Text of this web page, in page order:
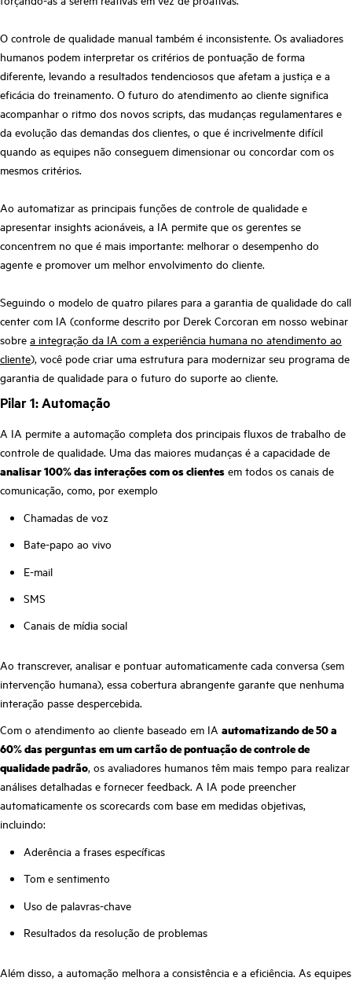
O controle de qualidade manual também é inconsistente. Os avaliadores
humanos podem interpretar os critérios de pontuação de forma
diferente, levando a resultados tendenciosos que afetam a justiça e a
eficácia do treinamento. O futuro do atendimento ao cliente significa
acompanhar o ritmo dos novos scripts, das mudanças regulamentares e
da evolução das demandas dos clientes, o que é incrivelmente difícil
quando as equipes não conseguem dimensionar ou concordar com os
mesmos critérios.
Ao automatizar as principais funções de controle de qualidade e
apresentar insights acionáveis, a IA permite que os gerentes se
concentrem no que é mais importante: melhorar o desempenho do
agente e promover um melhor envolvimento do cliente.
Seguindo o modelo de quatro pilares para a garantia de qualidade do call
center com IA (conforme descrito por Derek Corcoran em nosso webinar
sobre a integração da IA com a experiência humana no atendimento ao
cliente), você pode criar uma estrutura para modernizar seu programa de
garantia de qualidade para o futuro do suporte ao cliente.
Pilar 1: Automação
A IA permite a automação completa dos principais fluxos de trabalho de
controle de qualidade. Uma das maiores mudanças é a capacidade de
analisar 100% das interações com os clientes em todos os canais de
comunicação, como, por exemplo
Chamadas de voz
Bate-papo ao vivo
E-mail
SMS
Canais de mídia social
Ao transcrever, analisar e pontuar automaticamente cada conversa (sem
intervenção humana), essa cobertura abrangente garante que nenhuma
interação passe despercebida.
Com o atendimento ao cliente baseado em IA automatizando de 50 a
60% das perguntas em um cartão de pontuação de controle de
qualidade padrão, os avaliadores humanos têm mais tempo para realizar
análises detalhadas e fornecer feedback. A IA pode preencher
automaticamente os scorecards com base em medidas objetivas,
incluindo:
Aderência a frases específicas
Tom e sentimento
Uso de palavras-chave
Resultados da resolução de problemas
Além disso, a automação melhora a consistência e a eficiência. As equipes